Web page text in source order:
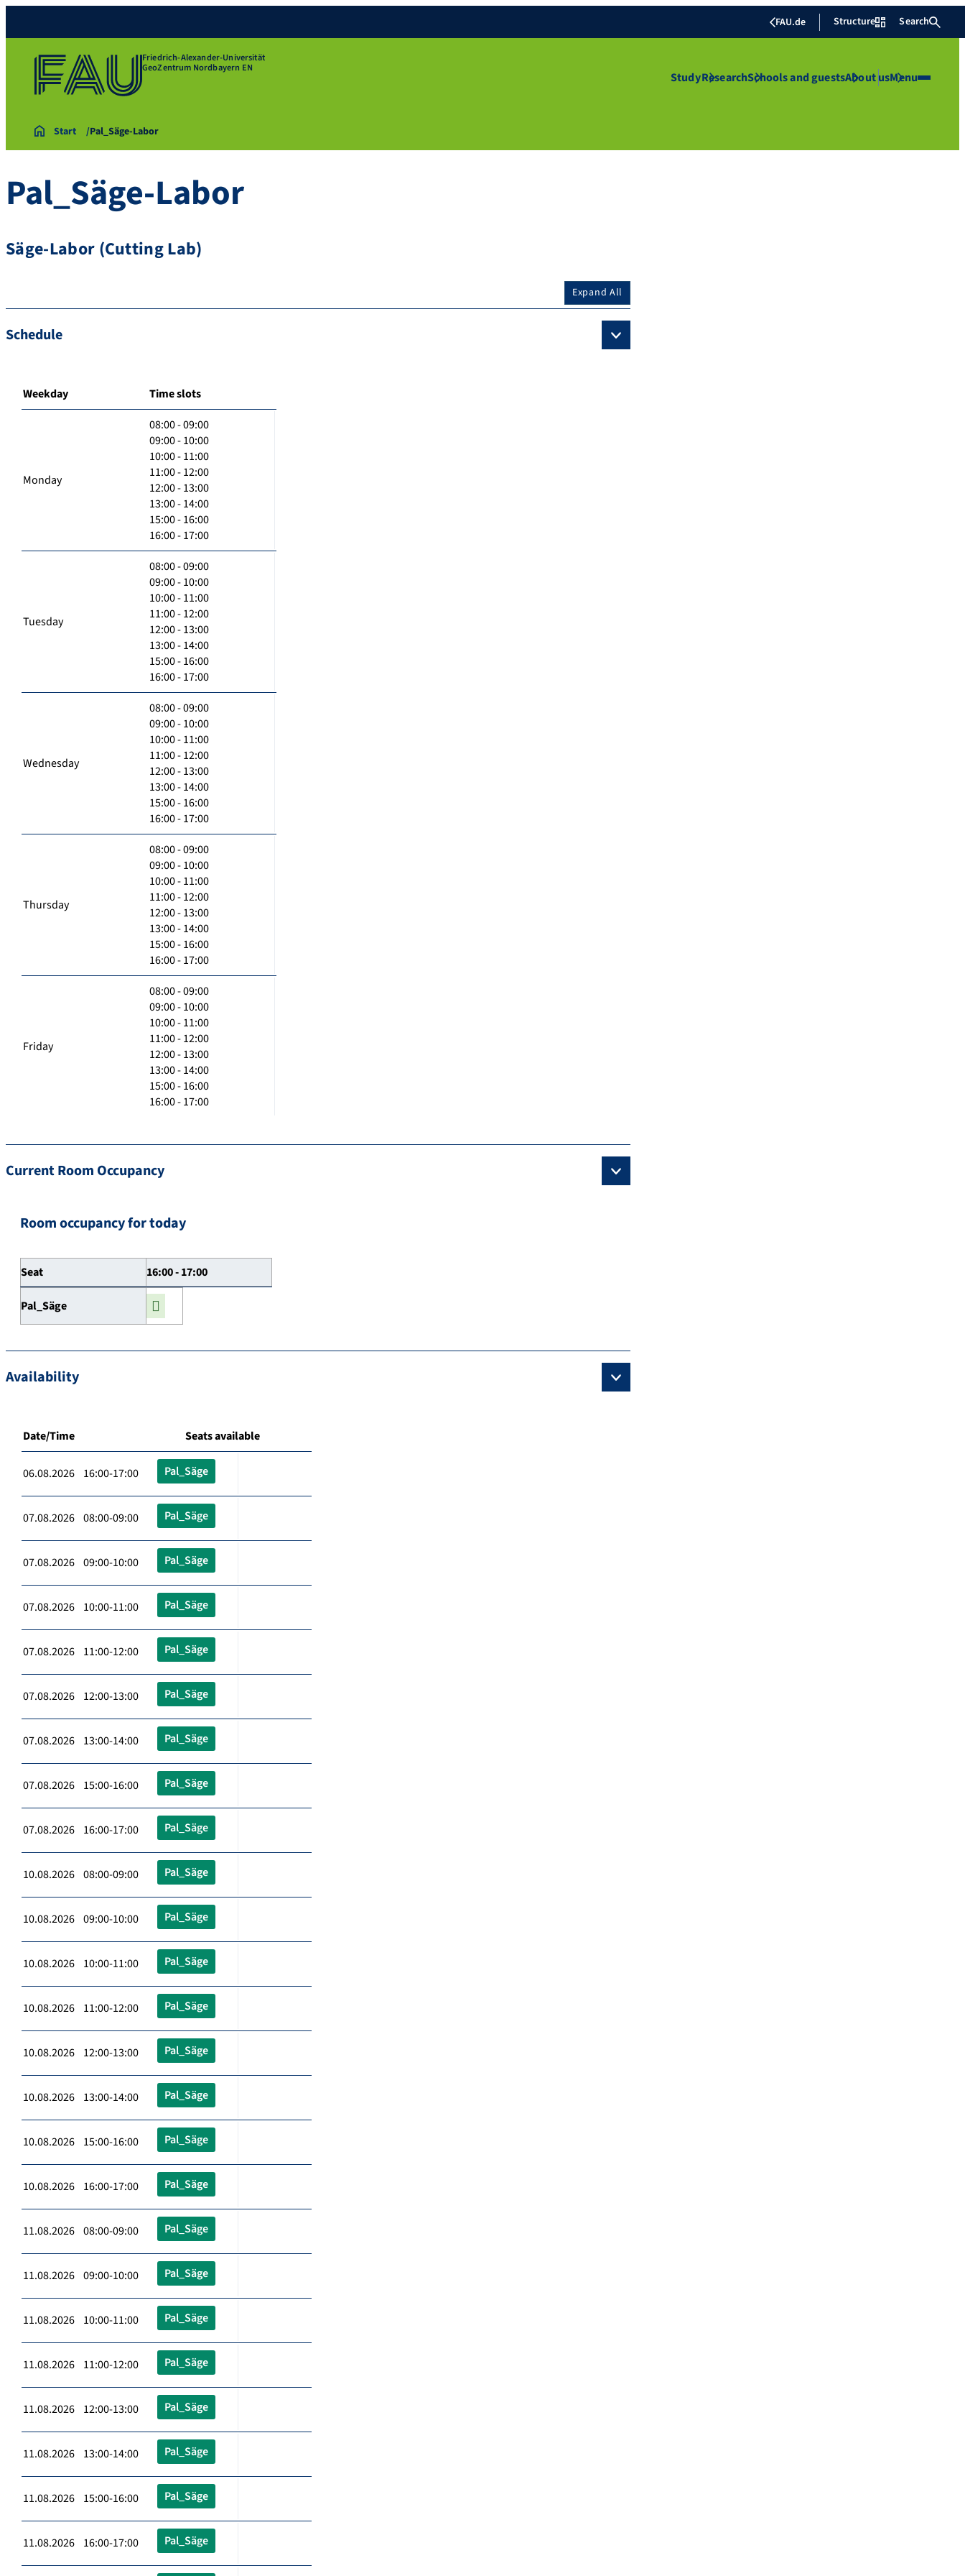
FAU.de Structure Search
Friedrich-Alexander-Universität
GeoZentrum Nordbayern EN
StudyResearchSchools and guestsAbout usMenu
Start Pal_Säge-Labor
Pal_Säge-Labor
Säge-Labor (Cutting Lab)
Expand All
Schedule
Weekday Time slots
Monday
08:00 - 09:00
09:00 - 10:00
10:00 - 11:00
11:00 - 12:00
12:00 - 13:00
13:00 - 14:00
15:00 - 16:00
16:00 - 17:00
Tuesday
08:00 - 09:00
09:00 - 10:00
10:00 - 11:00
11:00 - 12:00
12:00 - 13:00
13:00 - 14:00
15:00 - 16:00
16:00 - 17:00
Wednesday
08:00 - 09:00
09:00 - 10:00
10:00 - 11:00
11:00 - 12:00
12:00 - 13:00
13:00 - 14:00
15:00 - 16:00
16:00 - 17:00
Thursday
08:00 - 09:00
09:00 - 10:00
10:00 - 11:00
11:00 - 12:00
12:00 - 13:00
13:00 - 14:00
15:00 - 16:00
16:00 - 17:00
Friday
08:00 - 09:00
09:00 - 10:00
10:00 - 11:00
11:00 - 12:00
12:00 - 13:00
13:00 - 14:00
15:00 - 16:00
16:00 - 17:00
Current Room Occupancy
Room occupancy for today
Seat 16:00 - 17:00
Pal_Säge
Availability
Date/Time Seats available
06.08.2026 16:00-17:00 Pal_Säge
07.08.2026 08:00-09:00 Pal_Säge
07.08.2026 09:00-10:00 Pal_Säge
07.08.2026 10:00-11:00 Pal_Säge
07.08.2026 11:00-12:00 Pal_Säge
07.08.2026 12:00-13:00 Pal_Säge
07.08.2026 13:00-14:00 Pal_Säge
07.08.2026 15:00-16:00 Pal_Säge
07.08.2026 16:00-17:00 Pal_Säge
10.08.2026 08:00-09:00 Pal_Säge
10.08.2026 09:00-10:00 Pal_Säge
10.08.2026 10:00-11:00 Pal_Säge
10.08.2026 11:00-12:00 Pal_Säge
10.08.2026 12:00-13:00 Pal_Säge
10.08.2026 13:00-14:00 Pal_Säge
10.08.2026 15:00-16:00 Pal_Säge
10.08.2026 16:00-17:00 Pal_Säge
11.08.2026 08:00-09:00 Pal_Säge
11.08.2026 09:00-10:00 Pal_Säge
11.08.2026 10:00-11:00 Pal_Säge
11.08.2026 11:00-12:00 Pal_Säge
11.08.2026 12:00-13:00 Pal_Säge
11.08.2026 13:00-14:00 Pal_Säge
11.08.2026 15:00-16:00 Pal_Säge
11.08.2026 16:00-17:00 Pal_Säge